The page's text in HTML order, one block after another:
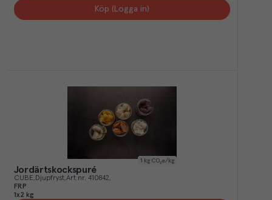
Köp (Logga in)
1 kg CO₂e/kg
Jordärtskockspuré
CUBE Djupfryst Art.nr. 410842
FRP
1x2 kg